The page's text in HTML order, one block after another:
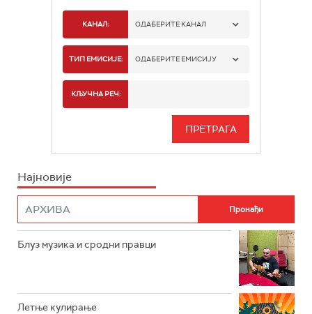
КАНАЛ: ОДАБЕРИТЕ КАНАЛ
РАДИО БЕОГРАД 1
РАДИО БЕОГРАД 3
РАДИО РОКЕНРОЛЕР
РАДИО ЏЕЗЕР
ТИП ЕМИСИЈЕ: ОДАБЕРИТЕ ЕМИСИЈУ
ИНФО
КЉУЧНА РЕЧ:
Најновије
Блуз музика и сродни правци
Летње кулирање